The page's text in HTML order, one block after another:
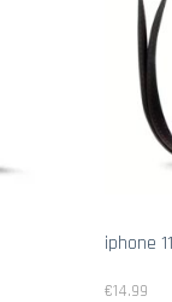
iphone
€14.99